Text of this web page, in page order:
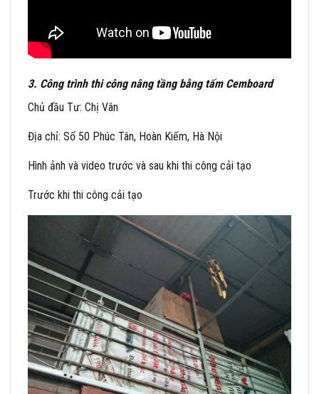
3. Công trình thi công nâng tầng bằng tấm Cemboard
Chủ đầu Tư: Chị Vân
Địa chỉ: Số 50 Phúc Tân, Hoàn Kiếm, Hà Nội
Hình ảnh và video trước và sau khi thi công cải tạo
Trước khi thi công cải tạo